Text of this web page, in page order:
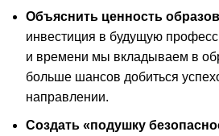
Объяснить ценность
инвестиция в будущую
и времени мы вкладываем в
больше шансов добиться
направлении.
Создать «подушку